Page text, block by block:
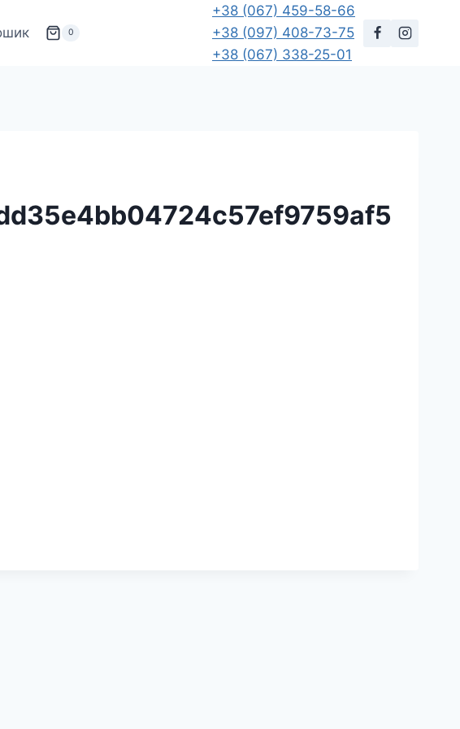
0
+38 (067) 459-58-66
+38 (097) 408-73-75
+38 (067) 338-25-01